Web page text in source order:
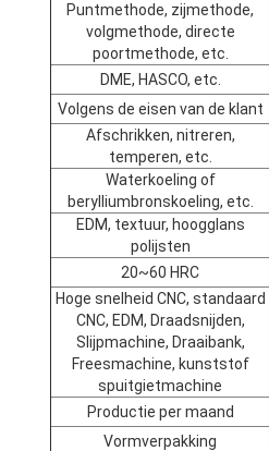
Puntmethode, zijmethode,
volgmethode, directe
poortmethode, etc.
DME, HASCO, etc.
Volgens de eisen van de klant
Afschrikken, nitreren,
temperen, etc.
Waterkoeling of
berylliumbronskoeling, etc.
EDM, textuur, hoogglans
polijsten
20~60 HRC
Hoge snelheid CNC, standaard
CNC, EDM, Draadsnijden,
Slijpmachine, Draaibank,
Freesmachine, kunststof
spuitgietmachine
Productie per maand
Vormverpakking